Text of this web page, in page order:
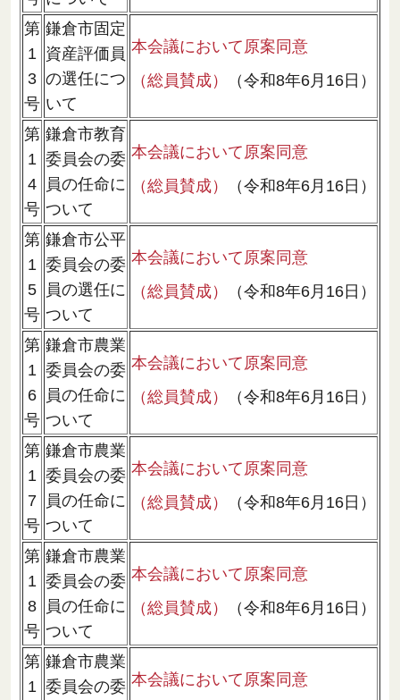
第
1
3
号
鎌倉市固定
資産評価員
の選任につ
いて
本会議において原案同意
（総員賛成）
（令和8年6月16日）
第
1
4
号
鎌倉市教育
委員会の委
員の任命に
ついて
本会議において原案同意
（総員賛成）
（令和8年6月16日）
第
1
5
号
鎌倉市公平
委員会の委
員の選任に
ついて
本会議において原案同意
（総員賛成）
（令和8年6月16日）
第
1
6
号
鎌倉市農業
委員会の委
員の任命に
ついて
本会議において原案同意
（総員賛成）
（令和8年6月16日）
第
1
7
号
鎌倉市農業
委員会の委
員の任命に
ついて
本会議において原案同意
（総員賛成）
（令和8年6月16日）
第
1
8
号
鎌倉市農業
委員会の委
員の任命に
ついて
本会議において原案同意
（総員賛成）
（令和8年6月16日）
第
1
鎌倉市農業
委員会の委 本会議において原案同意